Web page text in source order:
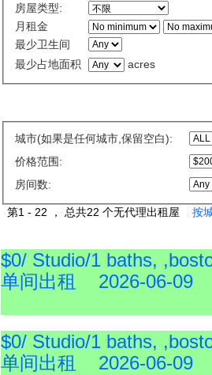
房屋类型:
月租金
最少卫生间
最少占地面积
acres
城市(如果是任何城市,保留空白):
价格范围:
房间数:
第1 - 22 ， 总共22 个无代理出租屋 按
$0/ Studio/1 baths,
单间出租 2026-06-09
$0/ Studio/1 baths,
单间出租 2026-06-09